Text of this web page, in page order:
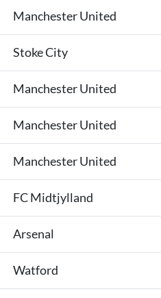
Manchester United
Stoke City
Manchester United
Manchester United
Manchester United
FC Midtjylland
Arsenal
Watford